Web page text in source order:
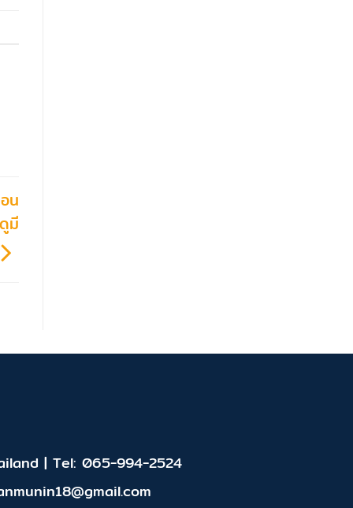
น
มี
| Tel: 065-994-2524